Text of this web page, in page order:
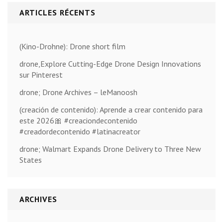
ARTICLES RÉCENTS
(Kino-Drohne): Drone short film
drone,Explore Cutting-Edge Drone Design Innovations
sur Pinterest
drone; Drone Archives – leManoosh
(creación de contenido): Aprende a crear contenido para
este 2026🎀 #creaciondecontenido
#creadordecontenido #latinacreator
drone; Walmart Expands Drone Delivery to Three New
States
ARCHIVES